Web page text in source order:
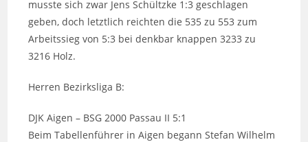
musste sich zwar Jens Schültzke 1:3 geschlagen
geben, doch letztlich reichten die 535 zu 553 zum
Arbeitssieg von 5:3 bei denkbar knappen 3233 zu
3216 Holz.
Herren Bezirksliga B:
DJK Aigen – BSG 2000 Passau II 5:1
Beim Tabellenführer in Aigen begann Stefan Wilhelm